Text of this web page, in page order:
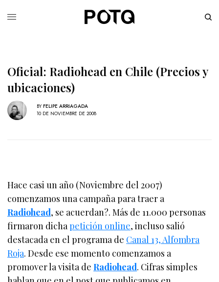
Oficial: Radiohead en Chile (Precios y
ubicaciones)
BY FELIPE ARRIAGADA
10 DE NOVIEMBRE DE 2008
Hace casi un año (Noviembre del 2007)
comenzamos una campaña para traer a
Radiohead, se acuerdan?. Más de 11.000 personas
firmaron dichapetición online, incluso salió
destacada en el programa de Canal 13, Alfombra
Roja. Desde ese momento comenzamos a
promover la visita deRadiohead. Cifras simples